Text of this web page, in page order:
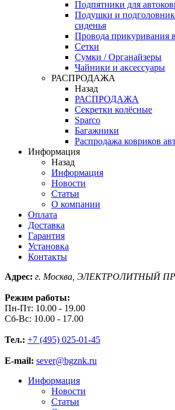
Подпятники для
Подушки и
сиденья
Провода прикуривания
Сетки
Сумки / Органайзеры
Чайники и аксессуары
РАСПРОДАЖА
Назад
РАСПРОДАЖА
Секретки колёсные
Sparco
Багажники
Распродажа ковриков
Информация
Назад
Информация
Новости
Статьи
О компании
Оплата
Доставка
Гарантия
Установка
Контакты
Адрес: г. Москва, ЭЛЕКТРОЛИТНЫЙ
Режим работы:
Пн-Пт: 10.00 - 19.00
Сб-Вс: 10.00 - 17.00
Тел.: +7 (495) 025-01-45
E-mail: sever@bgznk.ru
Информация
Новости
Статьи